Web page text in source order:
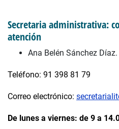
Secretaria administrativa:
atención
Ana Belén Sánchez Díaz.
Teléfono: 91 398 81 79
Correo electrónico:
De lunes a viernes: de 9 a